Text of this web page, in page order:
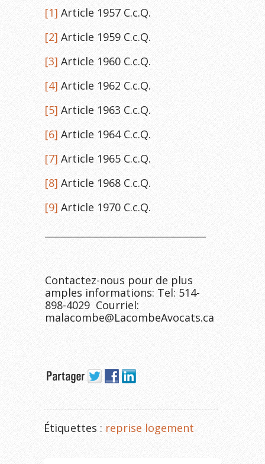
[1] Article 1957 C.c.Q.
[2] Article 1959 C.c.Q.
[3] Article 1960 C.c.Q.
[4] Article 1962 C.c.Q.
[5] Article 1963 C.c.Q.
[6] Article 1964 C.c.Q.
[7] Article 1965 C.c.Q.
[8] Article 1968 C.c.Q.
[9] Article 1970 C.c.Q.
Contactez-nous pour de plus
amples informations: Tel: 514-
898-4029 Courriel:
malacombe@LacombeAvocats.ca
Étiquettes : reprise logement